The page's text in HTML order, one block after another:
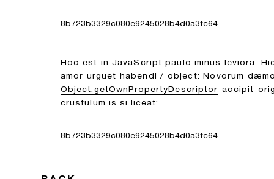
8b723b3329c080e9245028b4d0a3fc64
Hoc est in JavaScript paulo minus leviora:
amor urguet habendi / object: Novorum
Object.getOwnPropertyDescriptor accipit
crustulum is si liceat:
8b723b3329c080e9245028b4d0a3fc64